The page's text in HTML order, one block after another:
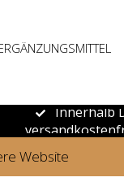
Innerhalb
Website